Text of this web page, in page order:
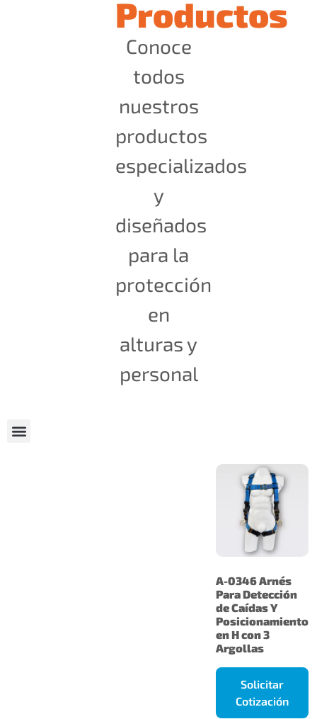
Productos
Conoce
todos
nuestros
productos
especializados
y
diseñados
para la
protección
en
alturas y
personal
A-0346 Arnés
Para Detección
de Caídas Y
Posicionamiento
en H con 3
Argollas
Solicitar
Cotización